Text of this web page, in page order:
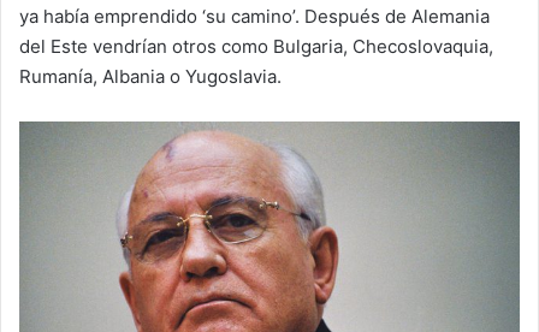
ya había emprendido ‘su camino’. Después de Alemania
del Este vendrían otros como Bulgaria, Checoslovaquia,
Rumanía, Albania o Yugoslavia.